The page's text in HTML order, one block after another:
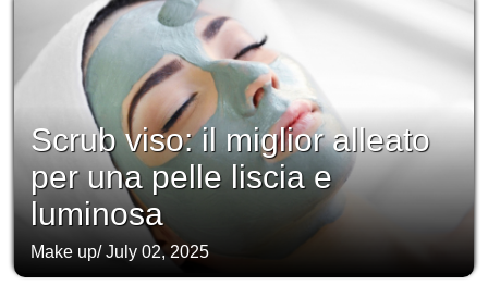
Scrub viso: il miglior alleato
per una pelle liscia e
luminosa
Make up/July 02, 2025